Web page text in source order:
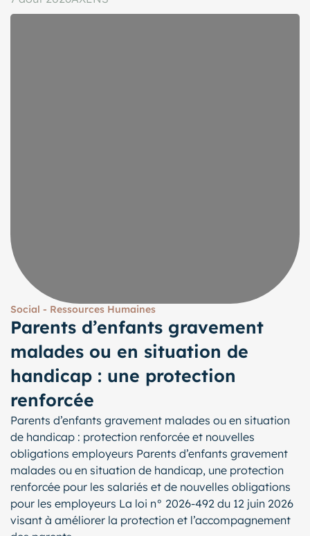
Social - Ressources Humaines
Parents d’enfants gravement
malades ou en situation de
handicap : une protection
renforcée
Parents d’enfants gravement malades ou en situation
de handicap : protection renforcée et nouvelles
obligations employeurs Parents d’enfants gravement
malades ou en situation de handicap, une protection
renforcée pour les salariés et de nouvelles obligations
pour les employeurs La loi n° 2026-492 du 12 juin 2026
visant à améliorer la protection et l’accompagnement